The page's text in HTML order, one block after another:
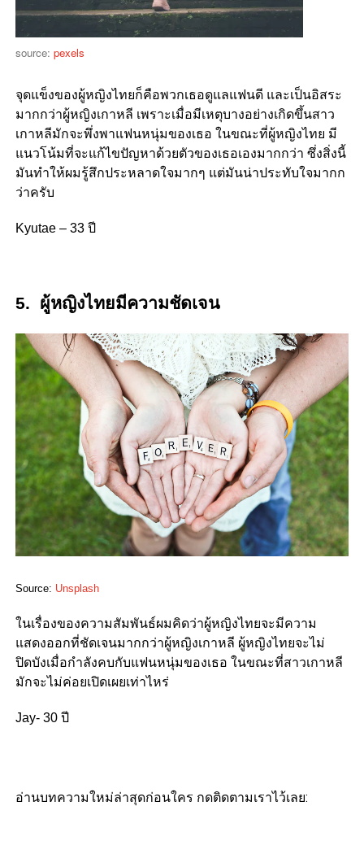
source: pexels
จุดแข็งของผู้หญิงไทยก็คือพวกเธอดูแลแฟนดี และเป็นอิสระ
มากกว่าผู้หญิงเกาหลี เพราะเมื่อมีเหตุบางอย่างเกิดขึ้นสาว
เกาหลีมักจะพึ่งพาแฟนหนุ่มของเธอ ในขณะที่ผู้หญิงไทย มี
แนวโน้มที่จะแก้ไขปัญหาด้วยตัวของเธอเองมากกว่า ซึ่งสิ่งนี้
มันทำให้ผมรู้สึกประหลาดใจมากๆ แต่มันน่าประทับใจมากก
ว่าครับ
Kyutae – 33 ปี
5. ผู้หญิงไทยมีความชัดเจน
Source: Unsplash
ในเรื่องของความสัมพันธ์ผมคิดว่าผู้หญิงไทยจะมีความ
แสดงออกที่ชัดเจนมากกว่าผู้หญิงเกาหลี ผู้หญิงไทยจะไม่
ปิดบังเมื่อกำลังคบกับแฟนหนุ่มของเธอ ในขณะที่สาวเกาหลี
มักจะไม่ค่อยเปิดเผยเท่าไหร่
Jay- 30 ปี
อ่านบทความใหม่ล่าสุดก่อนใคร กดติดตามเราไว้เลย: